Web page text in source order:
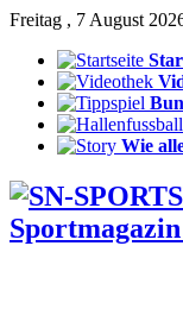
Freitag , 7 August
Wie